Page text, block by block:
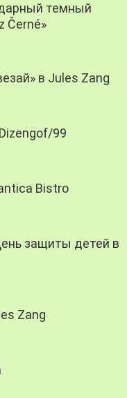
темный
Černé»
в Jules Zang
99
Bistro
защиты детей в
Zang